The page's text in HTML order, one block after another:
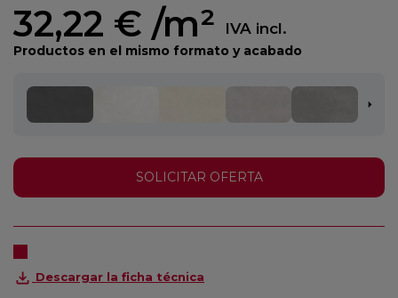
32,22 € /m² IVA incl.
Productos en el mismo formato y acabado
SOLICITAR OFERTA
Descargar la ficha técnica